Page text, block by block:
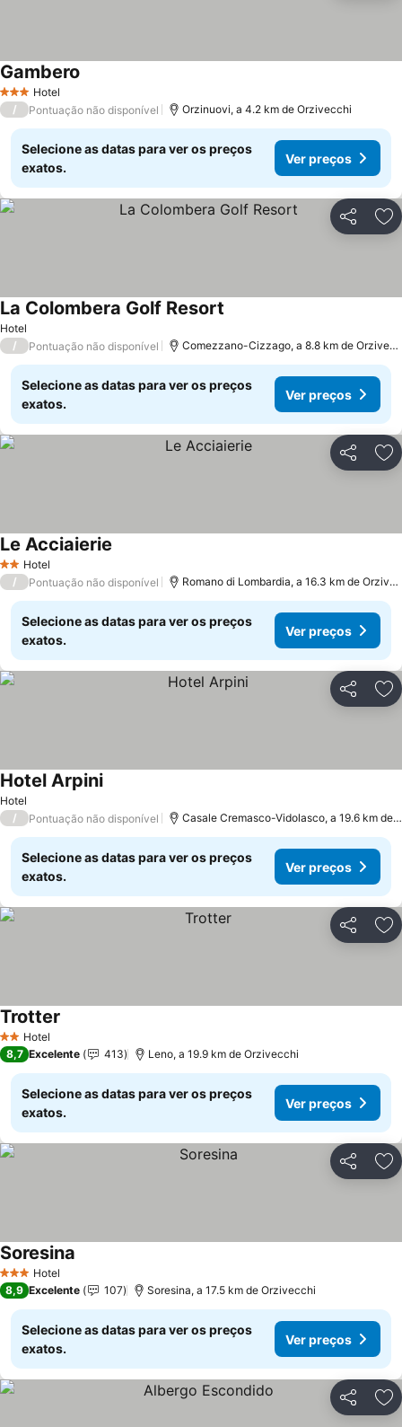
3 EstrelasHotel
Gambero
/ Pontuação não disponível Orzinuovi, a 4.2 km de Orzivecchi
Selecione as datas para ver os preços
exatos.
Ver preços
Partilhar
Hotel
La Colombera Golf Resort
/ Pontuação não disponível Comezzano-Cizzago, a 8.8 km de
Selecione as datas para ver os preços
exatos.
Ver preços
Partilhar
2 Estrelas
Hotel
Le Acciaierie
/ Pontuação não disponível Romano di Lombardia, a 16.3 km de
Selecione as datas para ver os preços
exatos.
Ver preços
Partilhar
Hotel
Hotel ArpiniVer preços
/ Pontuação não disponível Casale Cremasco-Vidolasco, a 19.6 km de
Selecione as datas para ver os preços
exatos.
Ver preços
Partilhar
2 Estrelas
Hotel
Trotter
8,7 Excelente 413 Leno, a 19.9 km de Orzivecchi
Selecione as datas para ver os preços
exatos.
Ver preços
Partilhar
3 EstrelasHotel
Soresina
8,9 Excelente 107 Soresina, a 17.5 km de Orzivecchi
Selecione as datas para ver os preços
exatos.
Ver preços
Partilhar